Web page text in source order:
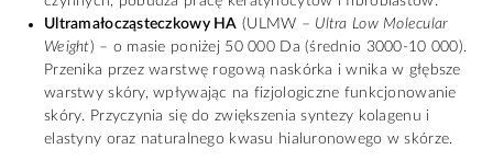
Ultramałocząsteczkowy HA (ULMW – Ultra Low Molecular
Weight) – o masie poniżej 50 000 Da (średnio 3000-10 000).
Przenika przez warstwę rogową naskórka i wnika w głębsze
warstwy skóry, wpływając na fizjologiczne funkcjonowanie
skóry. Przyczynia się do zwiększenia syntezy kolagenu i
elastyny oraz naturalnego kwasu hialuronowego w skórze.